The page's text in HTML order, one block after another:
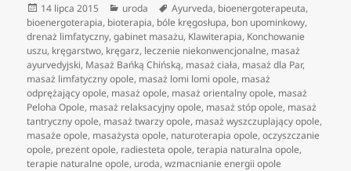
Data
publikacji
14 lipca 2015 Kategorie
uroda Tagi
Ayurveda, bioenergoterapeuta,
bioenergoterapia, bioterapia, bóle kręgosłupa, bon upominkowy,
drenaż limfatyczny,gabinet masażu, Klawiterapia, Konchowanie
uszu, kręgarstwo, kręgarz, leczenie niekonwencjonalne, masaż
ayurvedyjski, Masaż Bańką Chińską, masaż ciała, masaż dla Par,
masaż limfatyczny opole, masaż lomi lomi opole, masaż
odprężający opole, masaż opole, masaż orientalny opole, masaż
Peloha Opole, masaż relaksacyjny opole, masaż stóp opole, masaż
tantryczny opole, masaż twarzy opole, masaż wyszczuplający opole,
masaże opole, masażysta opole, naturoterapia opole,oczyszczanie
opole, prezent opole, radiesteta opole,terapia naturalna opole,
terapie naturalne opole, uroda,wzmacnianie energii opole